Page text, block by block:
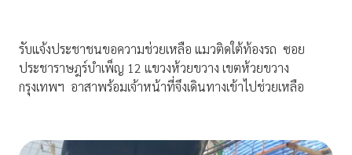
รับแจ้งประชาชนขอความช่วยเหลือ แมวติดใต้ท้องรถ ซอย
ประชาราษฎร์บำเพ็ญ 12 แขวงห้วยขวาง เขตห้วยขวาง
กรุงเทพฯ อาสาพร้อมเจ้าหน้าที่จึงเดินทางเข้าไปช่วยเหลือ